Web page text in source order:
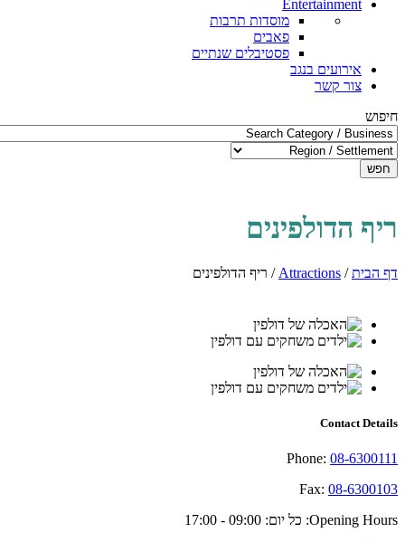
Entertainment
מוסדות תרבות
פאבים
פסטיבלים שנתיים
אירועים בנגב
צור קשר
חיפוש
חפש
ריף הדולפינים
דף הבית/
Attractions
/ ריף הדולפינים
Contact Details
Phone: 08-6300111
Fax: 08-6300103
Opening Hours: כל יום: 09:00 - 17:00